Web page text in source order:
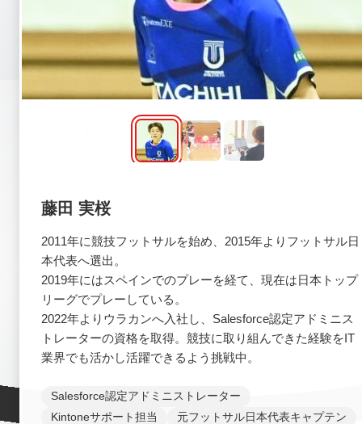
藤田 実桜
2011年に競技フットサルを始め、2015年よりフットサル日
本代表へ選出。
2019年にはスペインでのプレーを経て、現在は日本トップ
リーグでプレーしている。
2022年よりウラカンへ入社し、Salesforce認定アドミニス
トレーターの資格を取得。競技に取り組んできた経験をIT
業界でも活かし活躍できるよう挑戦中。
Salesforce認定アドミニストレーター
Kintoneサポート担当
元フットサル日本代表キャプテン